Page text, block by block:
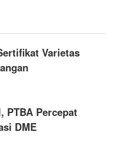
Varietas
PTBA Percepat
DME